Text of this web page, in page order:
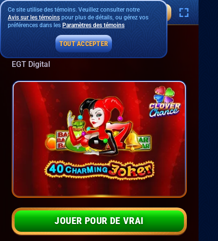
40 Charming Joker
EGT Digital
JOUER POUR DE VRAI
Ce site utilise des témoins. Veuillez consulter notre
Avis sur les témoins pour plus de détails, ou gérez vos
préférences dans les Paramètres des témoins
TOUT ACCEPTER